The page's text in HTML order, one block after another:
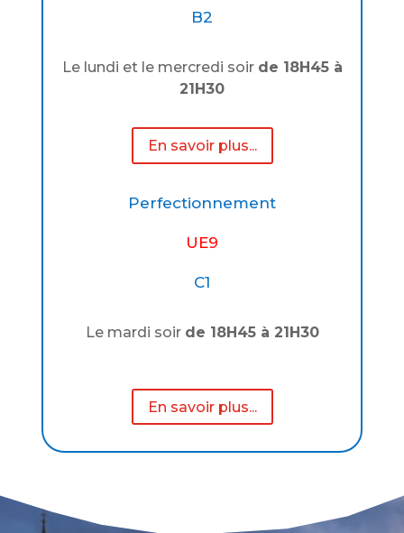
B2
Le lundi et le mercredi soir de 18H45 à
21H30
En savoir plus...
Perfectionnement
UE9
C1
Le mardi soir de 18H45 à 21H30
En savoir plus...